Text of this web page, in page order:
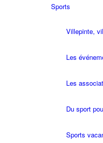
Sports
Villepinte,
Les
Les
Du sport
Sports